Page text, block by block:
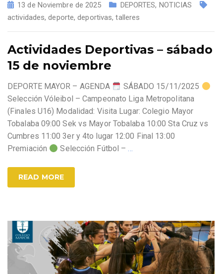
13 de Noviembre de 2025 DEPORTES, NOTICIAS
actividades,deporte,deportivas,talleres
Actividades Deportivas – sábado
15 de noviembre
DEPORTE MAYOR – AGENDA
SÁBADO 15/11/2025
Selección Vóleibol – Campeonato Liga Metropolitana
(Finales U16) Modalidad: Visita Lugar: Colegio Mayor
Tobalaba 09:00 Sek vs Mayor Tobalaba 10:00 Sta Cruz vs
Cumbres 11:00 3er y 4to lugar 12:00 Final 13:00
Premiación
Selección Fútbol –…
READ MORE